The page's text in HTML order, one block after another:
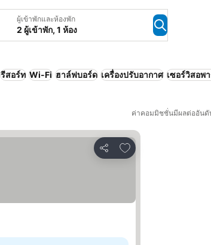
ผู้เข้าพักและห้องพัก
2 ผู้เข้าพัก, 1 ห้อง
รีสอร์ท Wi-Fi ฮาล์ฟบอร์ด เครื่องปรับอากาศ เซอร์วิสอพ
ค่าคอมมิชชั่นมีผลต่ออันดั
แชร์
เพิ่มในรายการโปรด